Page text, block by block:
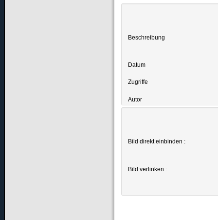
Beschreibung
Datum
Zugriffe
Autor
Bild direkt einbinden :
Bild verlinken :